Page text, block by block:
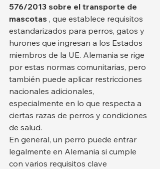
576/2013 sobre el transporte de
mascotas , que establece requisitos
estandarizados para perros, gatos y
hurones que ingresan a los Estados
miembros de la UE. Alemania se rige
por estas normas comunitarias, pero
también puede aplicar restricciones
nacionales adicionales,
especialmente en lo que respecta a
ciertas razas de perros y condiciones
de salud.
En general, un perro puede entrar
legalmente en Alemania si cumple
con varios requisitos clave